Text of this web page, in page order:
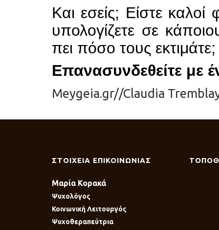
Και εσείς; Είστε καλοί
υπολογίζετε σε
πει πόσο τους εκτιμάτε;
Επανασυνδεθείτε με
Meygeia.gr//Claudia
ΣΤΟΙΧΕΙΑ ΕΠΙΚΟΙΝΩΝΙΑΣ
Μαρία Κορακά
Ψυχολόγος
Κοινωνική Λειτουργός
Ψυχοθεραπεύτρια